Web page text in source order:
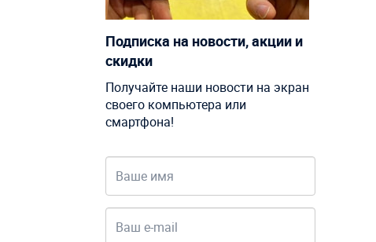
Подписка на новости, акции и
скидки
Получайте наши новости на экран
своего компьютера или
смартфона!